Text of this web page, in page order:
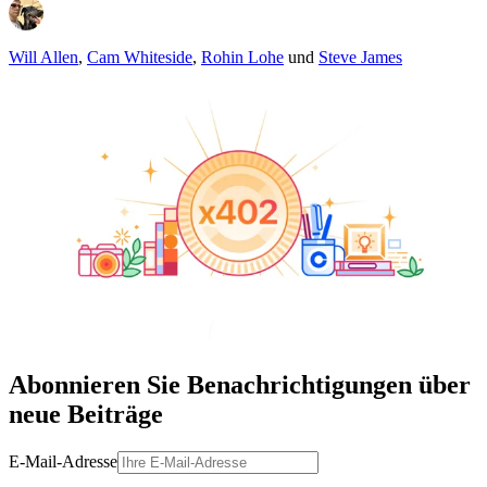
Will Allen, Cam Whiteside, Rohin Lohe und Steve James
Abonnieren Sie Benachrichtigungen über
neue Beiträge
E-Mail-Adresse